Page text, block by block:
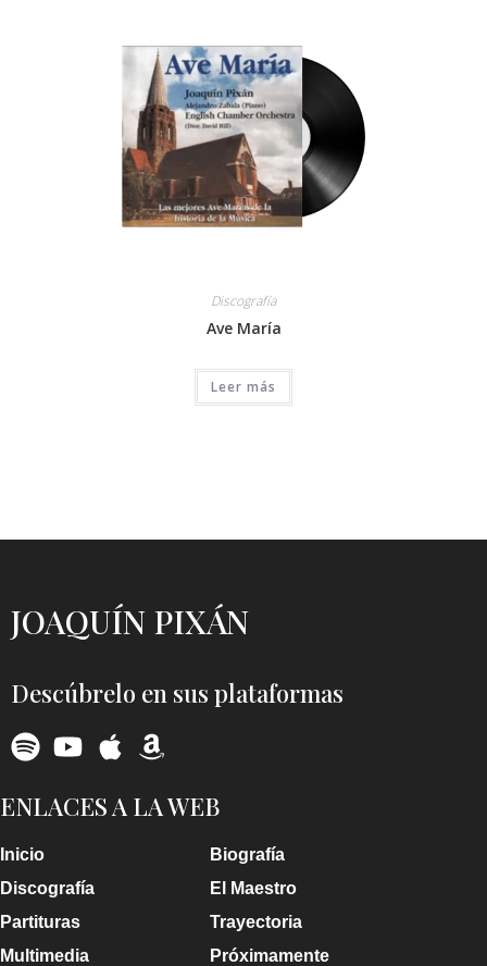
Discografía
Ave María
Leer más
JOAQUÍN PIXÁN
Descúbrelo en sus plataformas
ENLACES A LA WEB
Inicio
Discografía
Partituras
Multimedia
Biografía
El Maestro
Trayectoria
Próximamente